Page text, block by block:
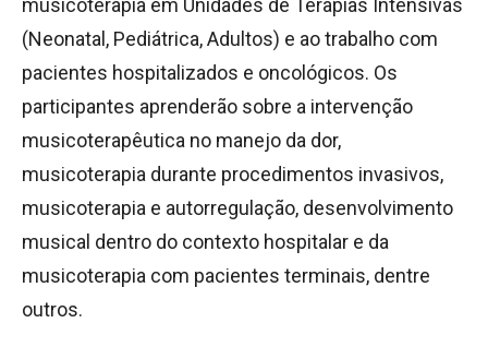
musicoterapia em Unidades de Terapias Intensivas
(Neonatal, Pediátrica, Adultos) e ao trabalho com
pacientes hospitalizados e oncológicos. Os
participantes aprenderão sobre a intervenção
musicoterapêutica no manejo da dor,
musicoterapia durante procedimentos invasivos,
musicoterapia e autorregulação, desenvolvimento
musical dentro do contexto hospitalar e da
musicoterapia com pacientes terminais, dentre
outros.